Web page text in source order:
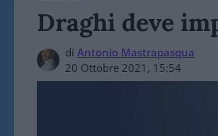
Draghi deve
di Antonio Mastrapasqua
20 Ottobre 2021, 15:54